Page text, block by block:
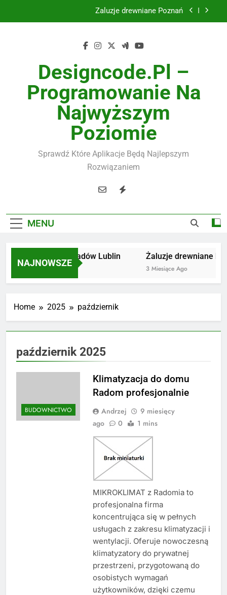
Instalacje elektryczne Gdańsk
Żaluzje drewniane Poznań
Instalacje elektryczne Gdańsk
Wysokiej jakości spławik elektryczny
Designcode.pl –
Programowanie Na
Najwyższym
Poziomie
Sprawdź Które Aplikacje Będą Najlepszym
Rozwiązaniem
MENU
NAJNOWSZE
Utylizacja odpadów Lublin
2 Miesiące Ago
Żaluzje drewniane
3 Miesiące Ago
Home 2025 październik
październik 2025
BUDOWNICTWO
Klimatyzacja do domu
Radom profesjonalnie
Andrzej
9 miesięcy
ago
0 1 mins
MIKROKLIMAT z Radomia to
profesjonalna firma
koncentrująca się w pełnych
usługach z zakresu klimatyzacji i
wentylacji. Oferuje nowoczesną
klimatyzatory do prywatnej
przestrzeni, przygotowaną do
osobistych wymagań
użytkowników, dzięki czemu